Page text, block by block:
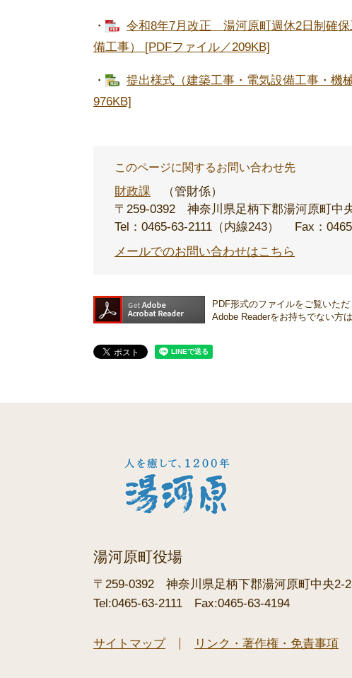
・
令和8年7月改正 湯河原町週休2日制確
備工事） [PDFファイル／209KB]
・
提出様式（建築工事・電気設備工事・機
976KB]
このページに関するお問い合わせ先
財政課
管財係
〒259-0392
神奈川県足柄下郡湯河原町中
Tel：0465-63-2111（内線243）
Fax：
メールでのお問い合わせはこちら
PDF形式のファイルをご覧いた
Adobe Readerをお持ちでない方
湯河原町役場
〒259-0392
神奈川県足柄下郡湯河原町中央2-
Tel:0465-63-2111
Fax:0465-63-4194
サイトマップ リンク・著作権・免責事項